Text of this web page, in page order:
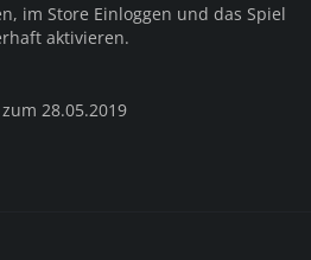
im Store Einloggen und das Spiel
aktivieren.
28.05.2019